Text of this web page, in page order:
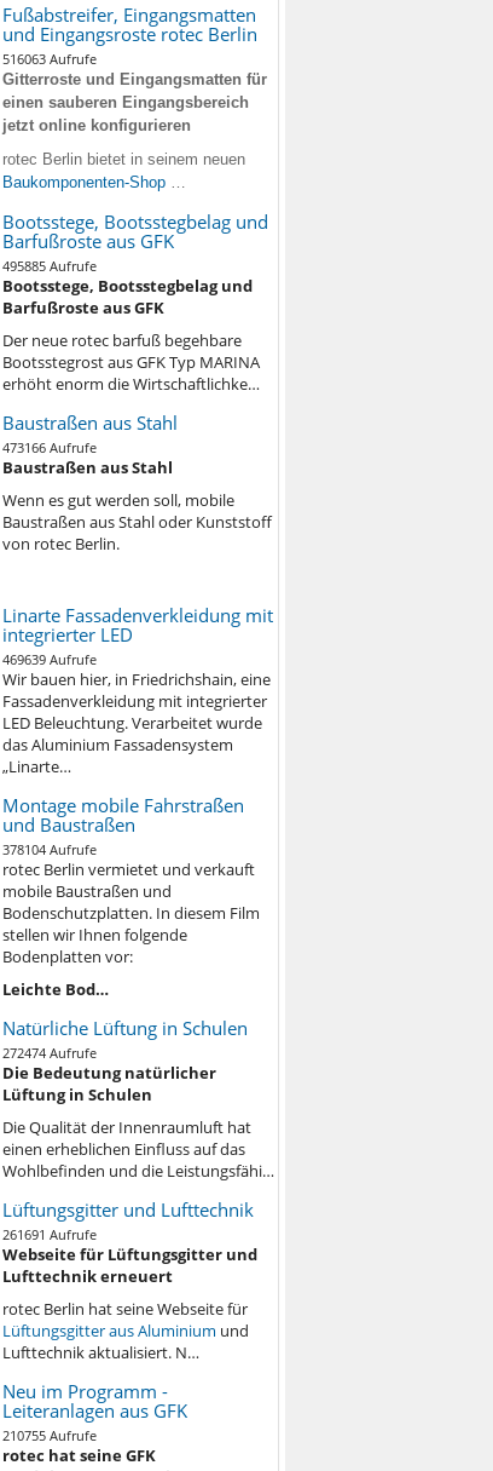
Fußabstreifer, Eingangsmatten
und Eingangsroste rotec Berlin
516063 Aufrufe
Gitterroste und Eingangsmatten für
einen sauberen Eingangsbereich
jetzt online konfigurieren
rotec Berlin bietet in seinem neuen
Baukomponenten-Shop…
Bootsstege, Bootsstegbelag und
Barfußroste aus GFK
495885 Aufrufe
Bootsstege, Bootsstegbelag und
Barfußroste aus GFK
Der neue rotec barfuß begehbare
Bootsstegrost aus GFK Typ MARINA
erhöht enorm die Wirtschaftlichke…
Baustraßen aus Stahl
473166 Aufrufe
Baustraßen aus Stahl
Wenn es gut werden soll, mobile
Baustraßen aus Stahl oder Kunststoff
von rotec Berlin.
Linarte Fassadenverkleidung mit
integrierter LED
469639 Aufrufe
Wir bauen hier, in Friedrichshain, eine
Fassadenverkleidung mit integrierter
LED Beleuchtung. Verarbeitet wurde
das Aluminium Fassadensystem
„Linarte…
Montage mobile Fahrstraßen
und Baustraßen
378104 Aufrufe
rotec Berlin vermietet und verkauft
mobile Baustraßen und
Bodenschutzplatten. In diesem Film
stellen wir Ihnen folgende
Bodenplatten vor:
Leichte Bod…
Natürliche Lüftung in Schulen
272474 Aufrufe
Die Bedeutung natürlicher
Lüftung in Schulen
Die Qualität der Innenraumluft hat
einen erheblichen Einfluss auf das
Wohlbefinden und die Leistungsfähi…
Lüftungsgitter und Lufttechnik
261691 Aufrufe
Webseite für Lüftungsgitter und
Lufttechnik erneuert
rotec Berlin hat seine Webseite für
Lüftungsgitter aus Aluminium und
Lufttechnik aktualisiert. N…
Neu im Programm -
Leiteranlagen aus GFK
210755 Aufrufe
rotec hat seine GFK